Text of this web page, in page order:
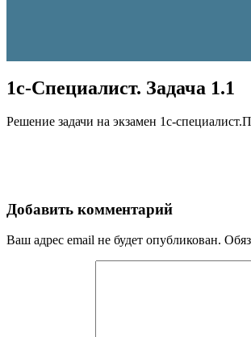
1с-Специалист. Задача 1.1
Решение задачи на экзамен 1с-
Добавить комментарий
Ваш адрес email не будет опубликован.